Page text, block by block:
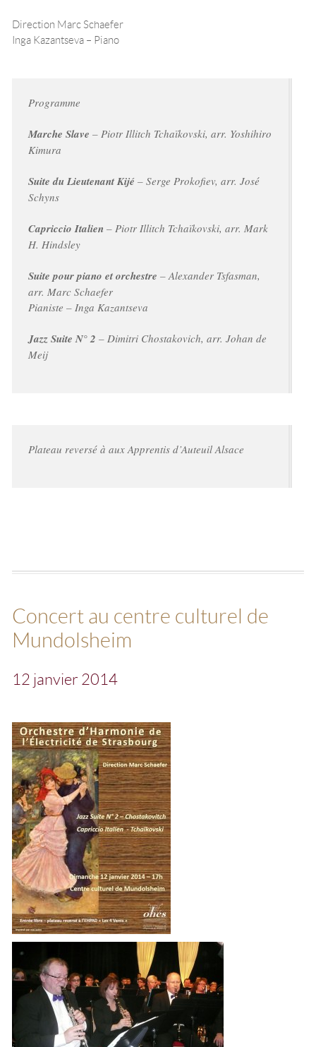
Direction Marc Schaefer
Inga Kazantseva – Piano
Programme
Marche Slave – Piotr Illitch Tchaïkovski, arr. Yoshihiro
Kimura
Suite du Lieutenant Kijé– Serge Prokofiev, arr. José
Schyns
Capriccio Italien – Piotr Illitch Tchaïkovski, arr. Mark
H. Hindsley
Suite pour piano et orchestre – Alexander Tsfasman,
arr. Marc Schaefer
Pianiste – Inga Kazantseva
Jazz Suite N° 2 – Dimitri Chostakovich, arr. Johan de
Meij
Plateau reversé à aux Apprentis d’Auteuil Alsace
Concert au centre culturel de
Mundolsheim
12 janvier 2014